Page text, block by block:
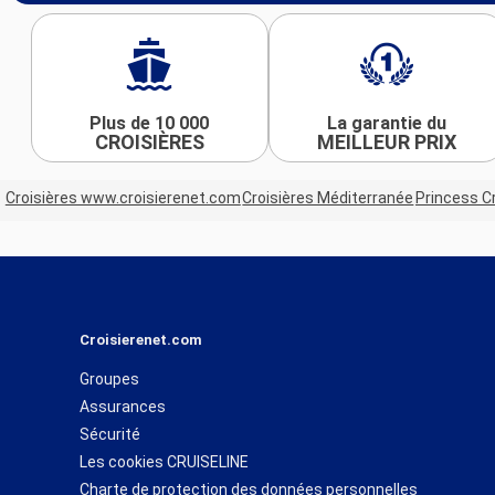
Plus de 10 000
CROISIÈRES
La garantie du
MEILLEUR PRIX
Croisières www.croisierenet.comCroisières Méditerranée Princess
Croisierenet.com
Groupes
Assurances
Sécurité
Les cookies CRUISELINE
Charte de protection des données personnelles